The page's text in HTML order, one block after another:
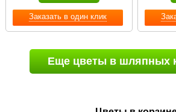
Заказать в один клик
Еще цветы в шляпных